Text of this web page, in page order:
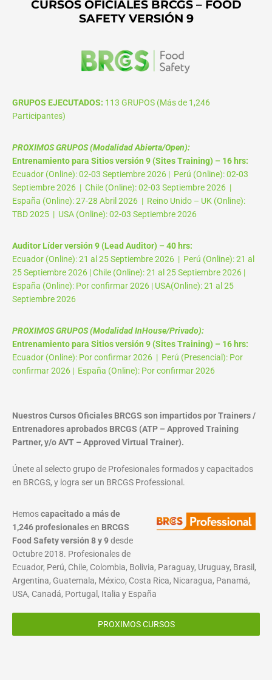
CURSOS OFICIALES BRCGS – FOOD
SAFETY VERSIÓN 9
GRUPOS EJECUTADOS: 113 GRUPOS (Más de 1,246
Participantes)
PROXIMOS GRUPOS (Modalidad Abierta/Open):
Entrenamiento para Sitios versión 9 (Sites Training) – 16 hrs:
Ecuador (Online): 02-03 Septiembre 2026 | Perú (Online): 02-03
Septiembre 2026 | Chile (Online): 02-03 Septiembre 2026 |
España (Online): 27-28 Abril 2026 | Reino Unido – UK (Online):
TBD 2025 | USA (Online): 02-03 Septiembre 2026
Auditor Líder versión 9 (Lead Auditor) – 40 hrs:
Ecuador (Online): 21 al 25 Septiembre 2026 | Perú (Online): 21 al
25 Septiembre 2026 | Chile (Online): 21 al 25 Septiembre 2026 |
España (Online): Por confirmar 2026 | USA(Online): 21 al 25
Septiembre 2026
PROXIMOS GRUPOS (Modalidad InHouse/Privado):
Entrenamiento para Sitios versión 9 (Sites Training) – 16 hrs:
Ecuador (Online): Por confirmar 2026 | Perú (Presencial): Por
confirmar 2026 | España (Online): Por confirmar 2026
Nuestros Cursos Oficiales BRCGS son impartidos por Trainers /
Entrenadores aprobados BRCGS (ATP – Approved Training
Partner, y/o AVT – Approved Virtual Trainer).
Únete al selecto grupo de Profesionales formados y capacitados
en BRCGS, y logra ser un BRCGS Professional.
Hemoscapacitado a más de
1,246 profesionalesen BRCGS
Food Safety versión 8 y 9desde
Octubre 2018. Profesionales de
Ecuador, Perú, Chile, Colombia, Bolivia, Paraguay, Uruguay, Brasil,
Argentina, Guatemala, México, Costa Rica, Nicaragua, Panamá,
USA, Canadá, Portugal, Italia y España
PROXIMOS CURSOS